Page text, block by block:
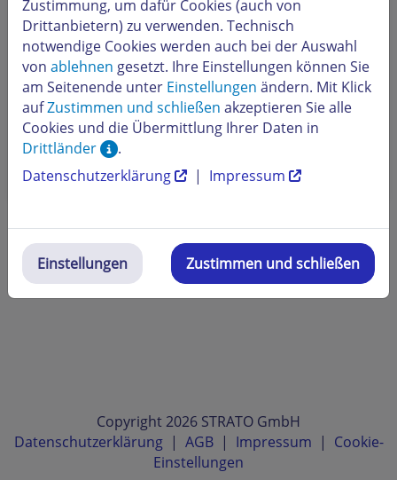
Funktion in meinem Webshop?
So einfach binden Sie Schnittstellen für
Kundenbewertungen in Ihren STRATO Webshop ein
Wie binde ich Google Analytics in meinem Webshop
ein?
Was ist etracker und wie kann ich diesen Dienst
bestellen?
Copyright 2026 STRATO GmbH
Datenschutzerklärung | AGB | Impressum | Cookie-
Einstellungen
Zustimmung, um dafür Cookies (auch von
Drittanbietern) zu verwenden. Technisch
notwendige Cookies werden auch bei der Auswahl
von ablehnen gesetzt. Ihre Einstellungen können Sie
am Seitenende unter Einstellungen ändern. Mit Klick
aufZustimmen und schließen akzeptieren Sie alle
Cookies und die Übermittlung Ihrer Daten in
Drittländer
.
Datenschutzerklärung
| Impressum
Einstellungen Zustimmen und schließen